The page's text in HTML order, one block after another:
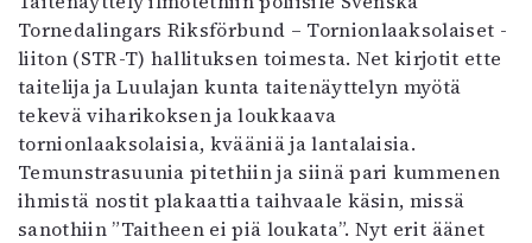
Tornedalingars Riksförbund – Tornionlaaksolaiset -
liiton (STR-T) hallituksen toimesta. Net kirjotit ette
taitelija ja Luulajan kunta taitenäyttelyn myötä
tekevä viharikoksen ja loukkaava
tornionlaaksolaisia, kvääniä ja lantalaisia.
Temunstrasuunia pitethiin ja siinä pari kummenen
ihmistä nostit plakaattia taihvaale käsin, missä
sanothiin ”Taitheen ei piä loukata”. Nyt erit äänet